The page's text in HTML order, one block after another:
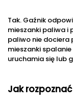
Tak. Gaźnik
mieszanki paliwa i
paliwo nie dociera
mieszanki
uruchamia się lub
Jak